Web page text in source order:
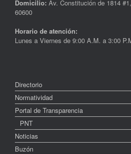
Domicilio: Av. Constitución de 1814
60600
Horario de atención:
Lunes a Viernes de 9:00 A.M. a 3:00
Directorio
Normatividad
Portal de Transparencia
PNT
Noticias
Buzón